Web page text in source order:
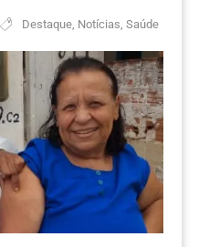
Destaque, Notícias Saúde